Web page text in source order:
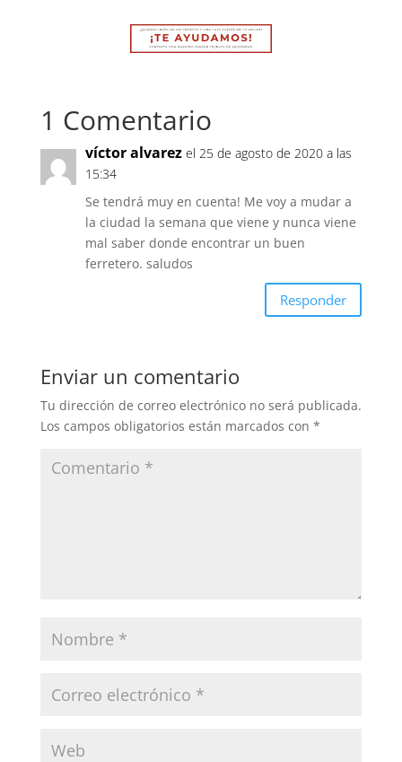
1 Comentario
víctor alvarez el 25 de agosto de 2020 a las
15:34
Se tendrá muy en cuenta! Me voy a mudar a
la ciudad la semana que viene y nunca viene
mal saber donde encontrar un buen
ferretero. saludos
Responder
Enviar un comentario
Tu dirección de correo electrónico no será publicada.
Los campos obligatorios están marcados con *